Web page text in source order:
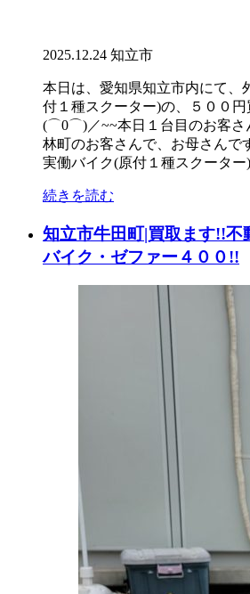
2025.12.24 知立市
本日は、愛知県知立市内にて、
付１種スクーター)の、５００
(⌒0⌒)／~~本日１台目のお客さ
林町のお客さんで、お母さんで
実働バイク(原付１種スクーター
続きを読む
知立市牛田町|買取ます!!不
バイク・ゼファー４００!!